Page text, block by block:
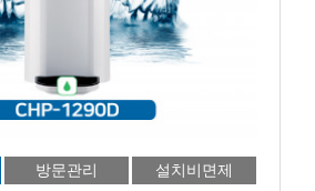
방문관리 설치비면제